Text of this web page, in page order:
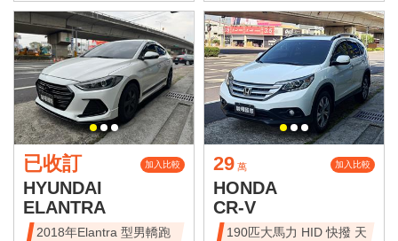
已收訂 加入比較
HYUNDAI
ELANTRA
2018年Elantra 型男轎跑
29 萬 加入比較
HONDA
CR-V
190匹大馬力 HID 快撥 天